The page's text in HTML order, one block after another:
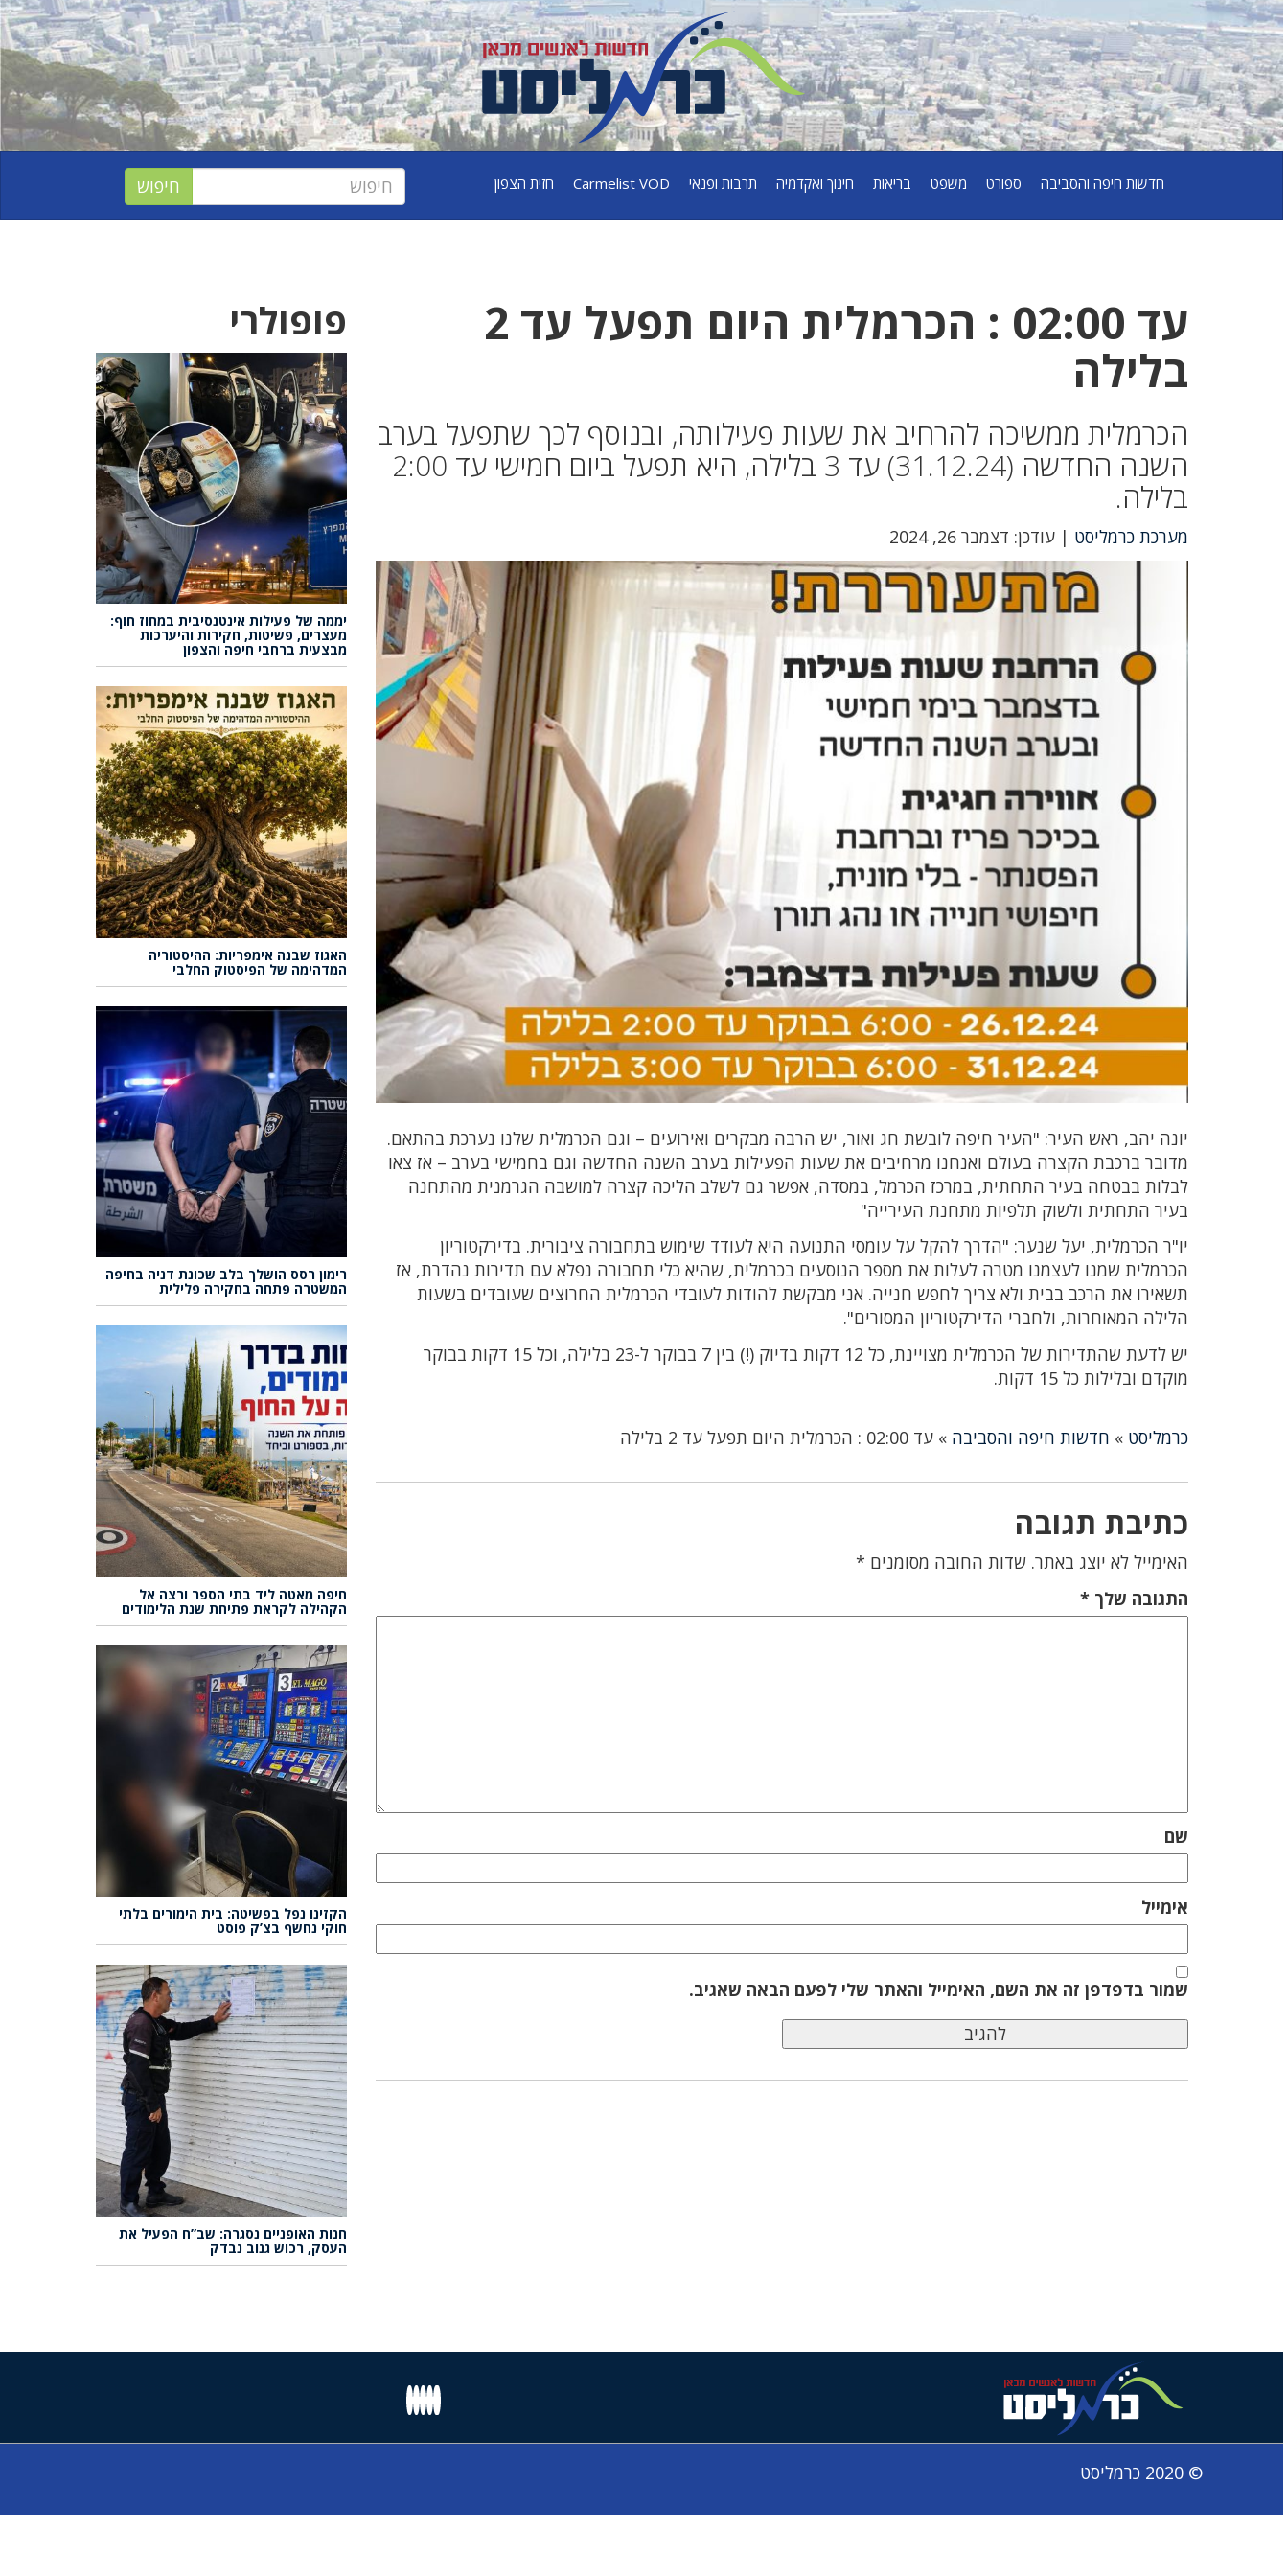
חדשות חיפה והסביבה ספורט משפט בריאות חינוך ואקדמיה תרבות ופנאי Carmelist VOD חזית הצפון
עד 02:00 : הכרמלית היום תפעל עד 2
בלילה
הכרמלית ממשיכה להרחיב את שעות פעילותה, ובנוסף לכך שתפעל בערב
השנה החדשה (31.12.24) עד 3 בלילה, היא תפעל ביום חמישי עד 2:00
בלילה.
מערכת כרמליסט | עודכן: דצמבר 26, 2024
יונה יהב, ראש העיר: "העיר חיפה לובשת חג ואור, יש הרבה מבקרים ואירועים – וגם הכרמלית שלנו נערכת בהתאם.
מדובר ברכבת הקצרה בעולם ואנחנו מרחיבים את שעות הפעילות בערב השנה החדשה וגם בחמישי בערב – אז צאו
לבלות בבטחה בעיר התחתית, במרכז הכרמל, במסדה, אפשר גם לשלב הליכה קצרה למושבה הגרמנית מהתחנה
בעיר התחתית ולשוק תלפיות מתחנת העירייה"
יו"ר הכרמלית, יעל שנער: "הדרך להקל על עומסי התנועה היא לעודד שימוש בתחבורה ציבורית. בדירקטוריון
הכרמלית שמנו לעצמנו מטרה לעלות את מספר הנוסעים בכרמלית, שהיא כלי תחבורה נפלא עם תדירות נהדרת, אז
תשאירו את הרכב בבית ולא צריך לחפש חנייה. אני מבקשת להודות לעובדי הכרמלית החרוצים שעובדים בשעות
הלילה המאוחרות, ולחברי הדירקטוריון המסורים".
יש לדעת שהתדירות של הכרמלית מצויינת, כל 12 דקות בדיוק (!) בין 7 בבוקר ל-23 בלילה, וכל 15 דקות בבוקר
מוקדם ובלילות כל 15 דקות.
כרמליסט » חדשות חיפה והסביבה »עד 02:00 : הכרמלית היום תפעל עד 2 בלילה
כתיבת תגובה
האימייל לא יוצג באתר. שדות החובה מסומנים *
התגובה שלך*
שם
אימייל
שמור בדפדפן זה את השם, האימייל והאתר שלי לפעם הבאה שאגיב.
פופולרי
יממה של פעילות אינטנסיבית במחוז חוף:
מעצרים, פשיטות, חקירות והיערכות
מבצעית ברחבי חיפה והצפון
האגוז שבנה אימפריות: ההיסטוריה
המדהימה של הפיסטוק החלבי
רימון רסס הושלך בלב שכונת דניה בחיפה
המשטרה פתחה בחקירה פלילית
חיפה מאטה ליד בתי הספר ורצה אל
הקהילה לקראת פתיחת שנת הלימודים
הקזינו נפל בפשיטה: בית הימורים בלתי
חוקי נחשף בצ’ק פוסט
חנות האופניים נסגרה: שב”ח הפעיל את
העסק, רכוש גנוב נבדק
© 2020 כרמליסט